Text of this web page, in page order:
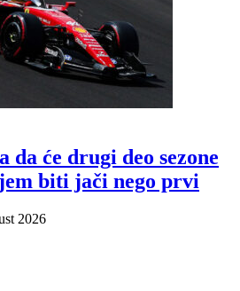
da će drugi deo sezone
biti jači nego prvi
2026